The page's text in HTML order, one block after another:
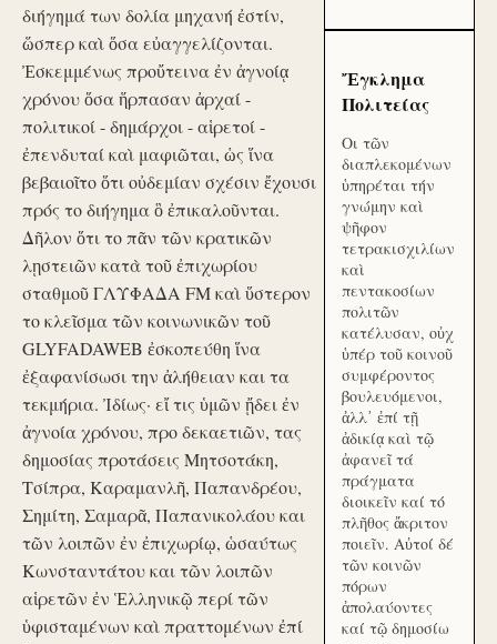
διήγημά των δολία μηχανή ἐστίν,
ὥσπερ καὶ ὅσα εὐαγγελίζονται.
Ἐσκεμμένως προὔτεινα ἐν ἀγνοίᾳ
χρόνου ὅσα ἥρπασαν ἀρχαί -
πολιτικοί - δημάρχοι - αἱρετοί -
ἐπενδυταί καὶ μαφιῶται, ὡς ἵνα
βεβαιοῖτο ὅτι οὐδεμίαν σχέσιν ἔχουσι
πρός το διήγημα ὃ ἐπικαλοῦνται.
Δῆλον ὅτι το πᾶν τῶν κρατικῶν
λῃστειῶν κατὰ τοῦ ἐπιχωρίου
σταθμοῦ ΓΛΥΦΑΔΑ FM καὶ ὕστερον
το κλεῖσμα τῶν κοινωνικῶν τοῦ
GLYFADAWEB ἐσκοπεύθη ἵνα
ἐξαφανίσωσι την ἀλήθειαν και τα
τεκμήρια. Ἰδίως· εἴ τις ὑμῶν ᾔδει ἐν
ἀγνοία χρόνου, προ δεκαετιῶν, τας
δημοσίας προτάσεις Μητσοτάκη,
Τσίπρα, Καραμανλῆ, Παπανδρέου,
Σημίτη, Σαμαρᾶ, Παπανικολάου και
τῶν λοιπῶν ἐν ἐπιχωρίῳ, ὡσαύτως
Κωνσταντάτου και τῶν λοιπῶν
αἱρετῶν ἐν Ἑλληνικῷ περί τῶν
ὑφισταμένων καὶ πραττομένων ἐπί
Ἔγκλημα
Πολιτείας
Οι τῶν
διαπλεκομένων
ὑπηρέται τήν
γνώμην καὶ
ψῆφον
τετρακισχιλίων
καὶ
πεντακοσίων
πολιτῶν
κατέλυσαν, οὐχ
ὑπέρ τοῦ κοινοῦ
συμφέροντος
βουλευόμενοι,
ἀλλ᾽ ἐπί τῇ
ἀδικίᾳ καὶ τῷ
ἀφανεῖ τά
πράγματα
διοικεῖν καί τό
πλῆθος ἄκριτον
ποιεῖν. Αὐτοί δέ
τῶν κοινῶν
πόρων
ἀπολαύοντες
καί τῷ δημοσίω